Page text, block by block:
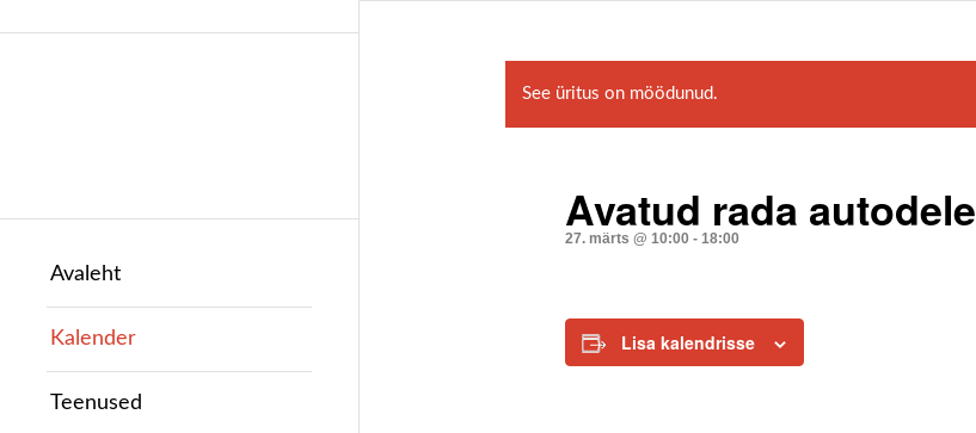
Avaleht
Kalender
Teenused
See üritus on möödunud.
Avatud rada autodele
27. märts @ 10:00 - 18:00
Lisa kalendrisse